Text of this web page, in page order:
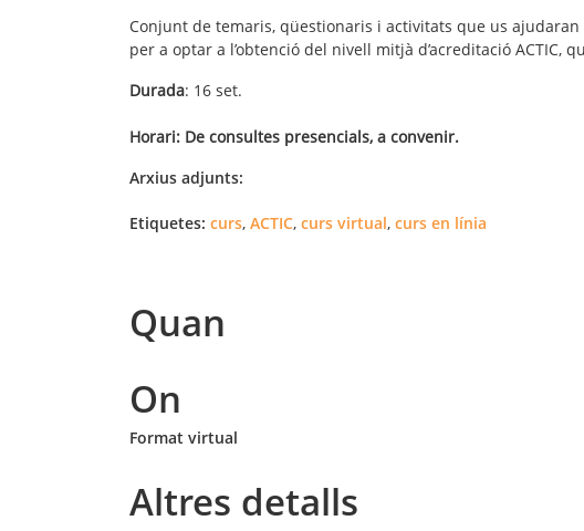
Conjunt de temaris, qüestionaris i activitats que us
per a optar a l’obtenció del nivell mitjà d’acreditació ACTIC,
Durada: 16 set.
Horari: De consultes presencials, a convenir.
Arxius adjunts:
Etiquetes: curs, ACTIC, curs virtual, curs en línia
Quan
On
Format virtual
Altres detalls